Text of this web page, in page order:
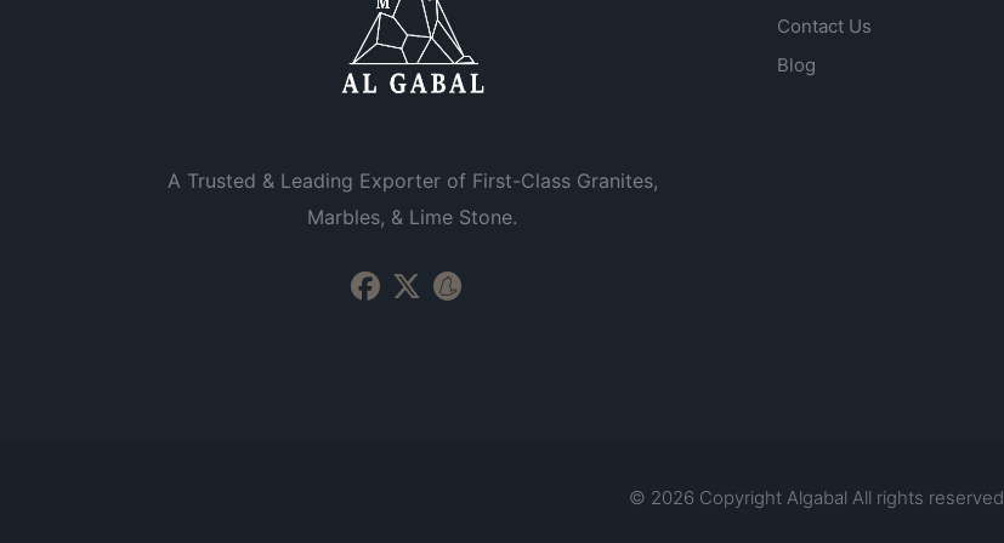
A Trusted & Leading Exporter of First-Class Granites,
Marbles, & Lime Stone.
Contact Us
Blog
© 2026 Copyright Algabal All rights reserved